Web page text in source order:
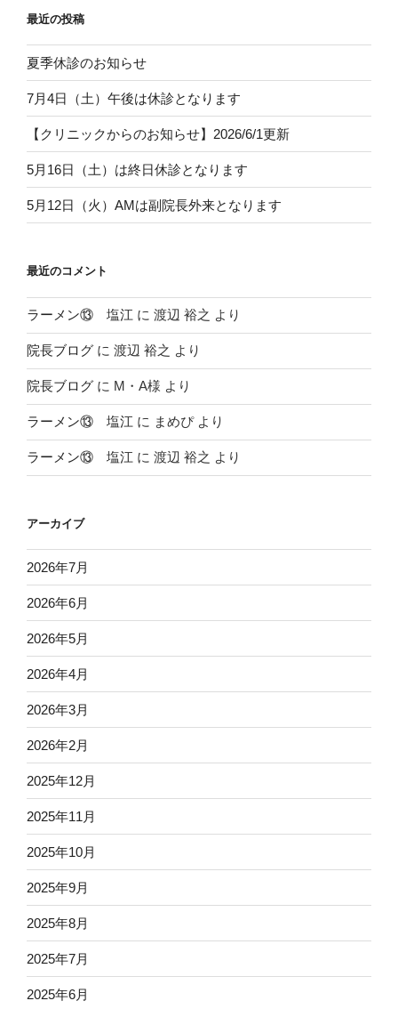
最近の投稿
夏季休診のお知らせ
7月4日（土）午後は休診となります
【クリニックからのお知らせ】2026/6/1更新
5月16日（土）は終日休診となります
5月12日（火）AMは副院長外来となります
最近のコメント
ラーメン⑬ 塩江 に 渡辺 裕之 より
院長ブログ に 渡辺 裕之 より
院長ブログ に M・A様 より
ラーメン⑬ 塩江 に まめぴより
ラーメン⑬ 塩江 に 渡辺 裕之 より
アーカイブ
2026年7月
2026年6月
2026年5月
2026年4月
2026年3月
2026年2月
2025年12月
2025年11月
2025年10月
2025年9月
2025年8月
2025年7月
2025年6月